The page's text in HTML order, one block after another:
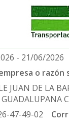
- 21/06/2026
o razón
JUAN DE LA
GUADALUPANA
47-49-02